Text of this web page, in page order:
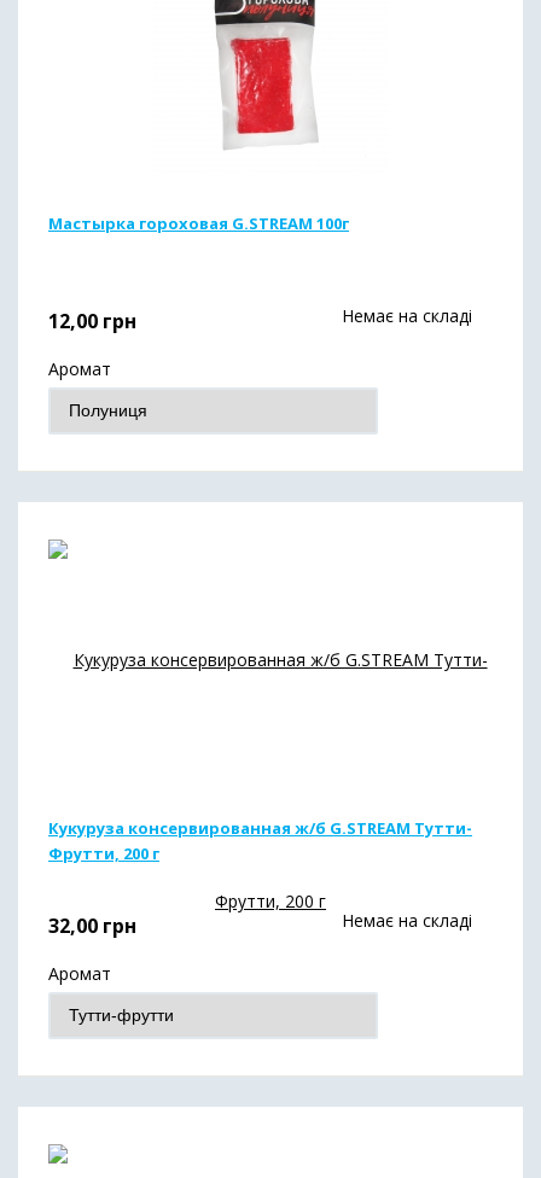
Мастырка гороховая G.STREAM 100г
12,00 грн Немає на складі
Аромат
Кукуруза консервированная ж/б G.STREAM Тутти-
Фрутти, 200 г
32,00 грн Немає на складі
Аромат